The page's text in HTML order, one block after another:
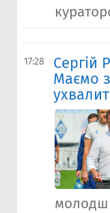
17:28
Сергій
Маємо